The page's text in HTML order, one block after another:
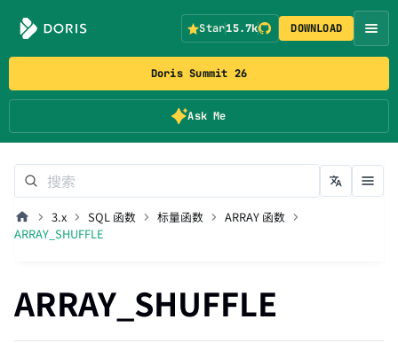
Doris Summit 26
Ask Me
Star15.7k DOWNLOAD
3.x SQL 函数 标量函数
ARRAY 函数
ARRAY_SHUFFLE
ARRAY_SHUFFLE